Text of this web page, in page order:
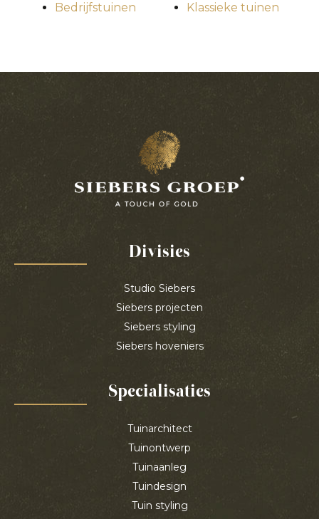
Bedrijfstuinen
Klassieke tuinen
Divisies
Studio Siebers
Siebers projecten
Siebers styling
Siebers hoveniers
Specialisaties
Tuinarchitect
Tuinontwerp
Tuinaanleg
Tuindesign
Tuin styling